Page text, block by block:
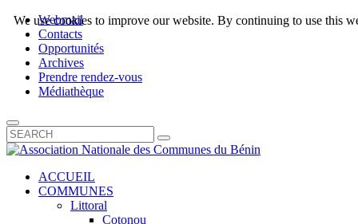
Webmail
Contacts
Opportunités
Archives
Prendre rendez-vous
Médiathèque
ACCUEIL
COMMUNES
Littoral
Cotonou
We use cookies to improve our website. By continuing to use this